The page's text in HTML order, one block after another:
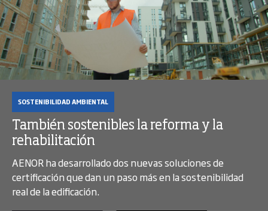
SOSTENIBILIDAD AMBIENTAL
También sostenibles la reforma y la
rehabilitación
AENOR ha desarrollado dos nuevas soluciones de
certificación que dan un paso más en la sostenibilidad
real de la edificación.